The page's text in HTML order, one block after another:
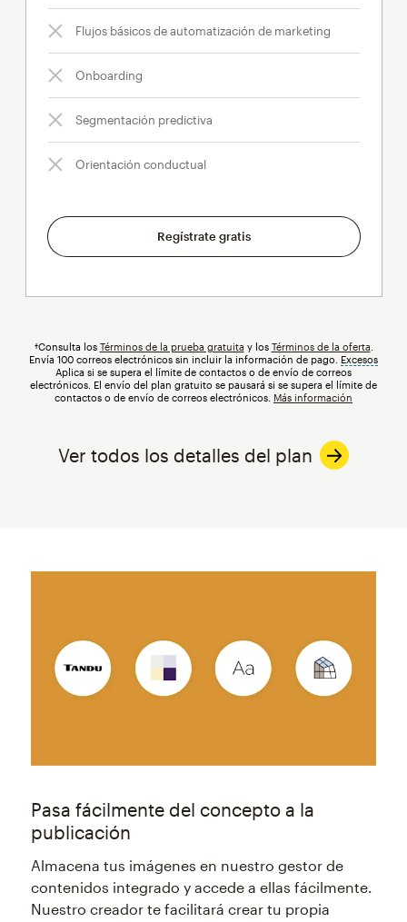
Flujos básicos de automatización de marketing
Onboarding
Segmentación predictiva
Orientación conductual
Regístrate gratis
†Consulta los Términos de la prueba gratuita y los Términos de la oferta
Envía 100 correos electrónicos sin incluir la información de pago.
Excesos
Aplica si se supera el límite de contactos o de envío de correos
electrónicos. El envío del plan gratuito se pausará si se supera el límite de
contactos o de envío de correos electrónicos. Más información
Ver todos los detalles del plan
Pasa fácilmente del concepto a la
publicación
Almacena tus imágenes en nuestro gestor de
contenidos integrado y accede a ellas fácilmente.
Nuestro creador te facilitará crear tu propia